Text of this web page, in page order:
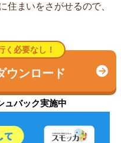
住まいをさがせるので、
く必要なし！
ウンロード
ュバック実施中